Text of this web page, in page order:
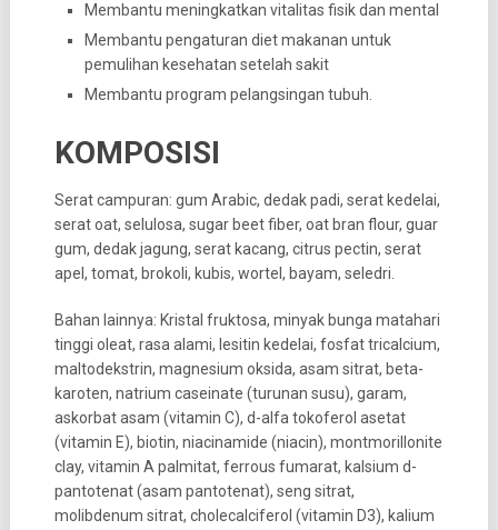
Membantu meningkatkan vitalitas fisik dan mental
Membantu pengaturan diet makanan untuk
pemulihan kesehatan setelah sakit
Membantu program pelangsingan tubuh.
KOMPOSISI
Serat campuran: gum Arabic, dedak padi, serat kedelai,
serat oat, selulosa, sugar beet fiber, oat bran flour, guar
gum, dedak jagung, serat kacang, citrus pectin, serat
apel, tomat, brokoli, kubis, wortel, bayam, seledri.
Bahan lainnya: Kristal fruktosa, minyak bunga matahari
tinggi oleat, rasa alami, lesitin kedelai, fosfat tricalcium,
maltodekstrin, magnesium oksida, asam sitrat, beta-
karoten, natrium caseinate (turunan susu), garam,
askorbat asam (vitamin C), d-alfa tokoferol asetat
(vitamin E), biotin, niacinamide (niacin), montmorillonite
clay, vitamin A palmitat, ferrous fumarat, kalsium d-
pantotenat (asam pantotenat), seng sitrat,
molibdenum sitrat, cholecalciferol (vitamin D3), kalium